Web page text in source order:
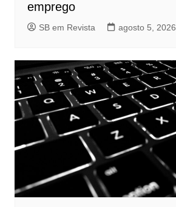
emprego
SB em Revista agosto 5, 2026